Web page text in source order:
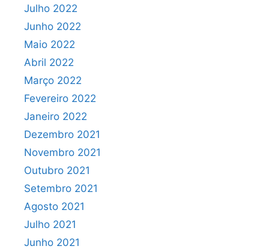
Julho 2022
Junho 2022
Maio 2022
Abril 2022
Março 2022
Fevereiro 2022
Janeiro 2022
Dezembro 2021
Novembro 2021
Outubro 2021
Setembro 2021
Agosto 2021
Julho 2021
Junho 2021